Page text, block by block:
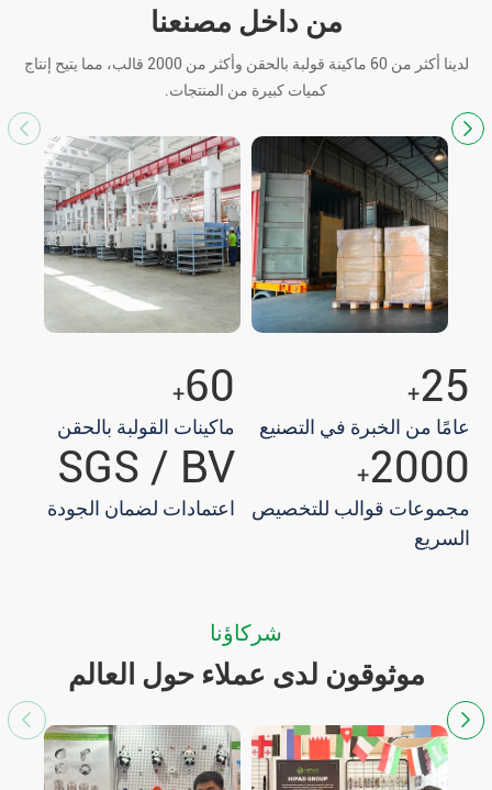
من داخل مصنعنا
لدينا أكثر من 60 ماكينة قولبة بالحقن وأكثر من 2000 قالب، مما يتيح إنتاج
كميات كبيرة من المنتجات.
25
+
عامًا من الخبرة في التصنيع
60
+
ماكينات القولبة بالحقن
2000
+
مجموعات قوالب للتخصيص
السريع
SGS / BV
اعتمادات لضمان الجودة
شركاؤنا
موثوقون لدى عملاء حول العالم